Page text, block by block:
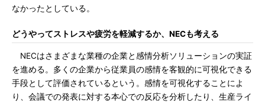
なかったとしている。
どうやってストレスや疲労を軽減するか、NECも考える
NECはさまざまな業種の企業と感情分析ソリューションの実証
を進める。多くの企業から従業員の感情を客観的に可視化できる
手段として評価されているという。感情を可視化することによ
り、会議での発表に対する本心での反応を分析したり、生産ライ